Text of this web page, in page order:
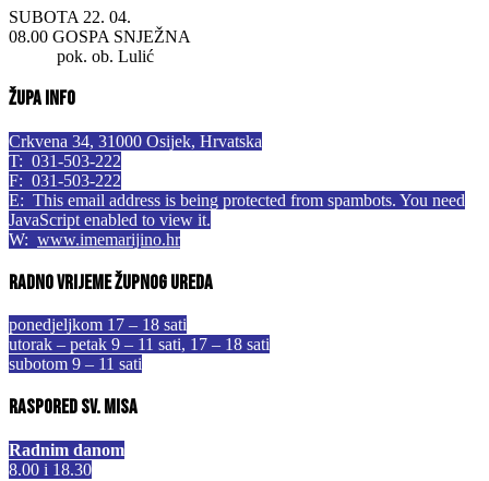
SUBOTA 22. 04.
08.00 GOSPA SNJEŽNA
pok. ob. Lulić
Župa info
Crkvena 34, 31000 Osijek, Hrvatska
T: 031-503-222
F: 031-503-222
E: This email address is being protected from spambots. You need
JavaScript enabled to view it.
W: www.imemarijino.hr
Radno vrijeme župnog ureda
ponedjeljkom 17 – 18 sati
utorak – petak 9 – 11 sati, 17 – 18 sati
subotom 9 – 11 sati
Raspored sv. misa
Radnim danom
8.00 i 18.30